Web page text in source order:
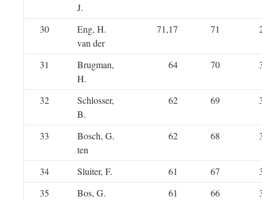
J.
30
Eng, H.
van der
71,17 71
31
Brugman,
H.
64 70
32
Schlosser,
B.
62 69
33
Bosch, G.
ten
62 68
34 Sluiter, F. 61 67
35
Bos, G. 61 66